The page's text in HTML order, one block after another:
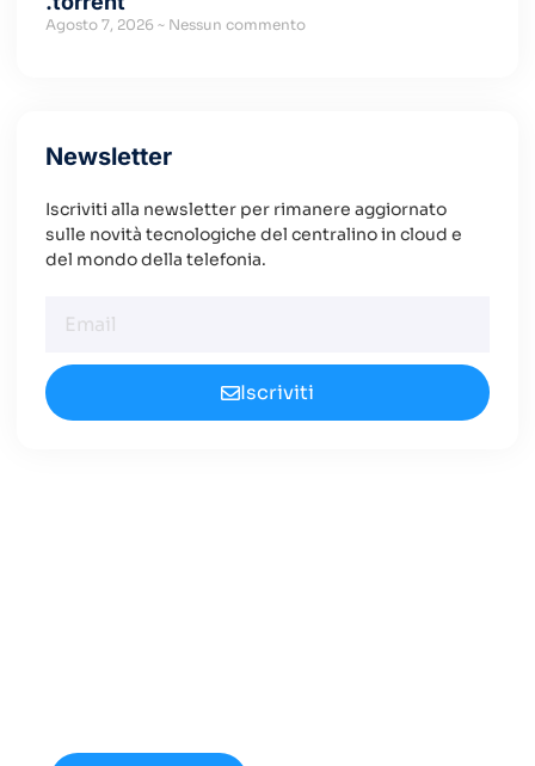
Agosto 7, 2026 Nessun commento
Newsletter
Iscriviti alla newsletter per rimanere aggiornato
sulle novità tecnologiche del centralino in cloud e
del mondo della telefonia.
Iscriviti